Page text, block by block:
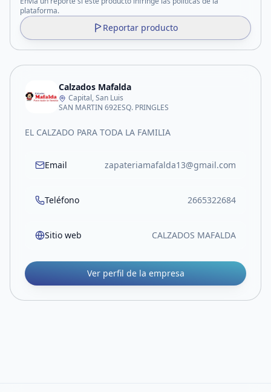
plataforma.
Reportar producto
Calzados Mafalda
Capital, San Luis
SAN MARTIN 692ESQ. PRINGLES
EL CALZADO PARA TODA LA FAMILIA
Email zapateriamafalda13@gmail.com
Teléfono 2665322684
Sitio web CALZADOS MAFALDA
Ver perfil de la empresa